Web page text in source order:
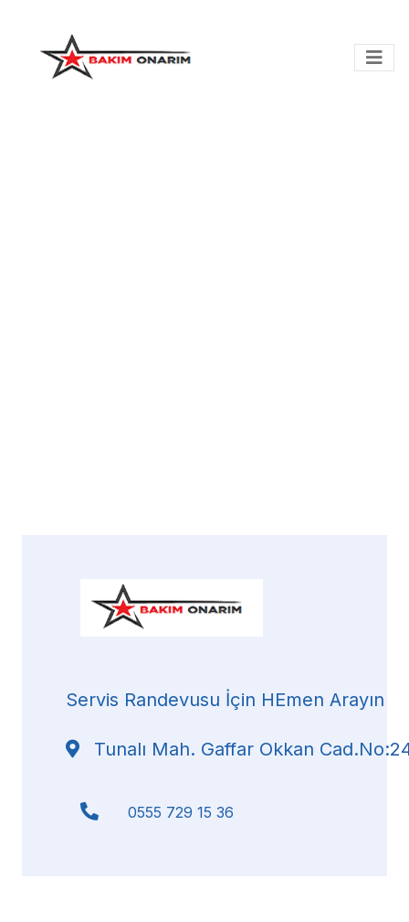
Servis Randevusu İçin HEmen Arayın
Tunalı Mah. Gaffar Okkan
0555 729 15 36